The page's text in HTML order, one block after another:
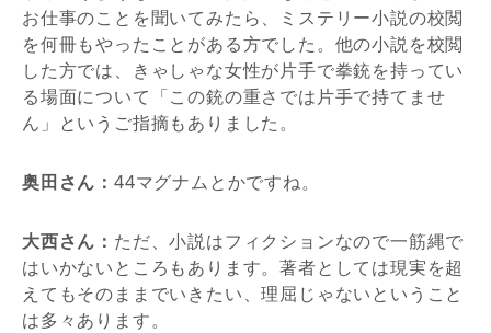
お仕事のことを聞いてみたら、ミステリー小説の校閲
を何冊もやったことがある方でした。他の小説を校閲
した方では、きゃしゃな女性が片手で拳銃を持ってい
る場面について「この銃の重さでは片手で持てませ
ん」というご指摘もありました。
奥田さん： 44マグナムとかですね。
大西さん： ただ、小説はフィクションなので一筋縄で
はいかないところもあります。著者としては現実を超
えてもそのままでいきたい、理屈じゃないということ
は多々あります。